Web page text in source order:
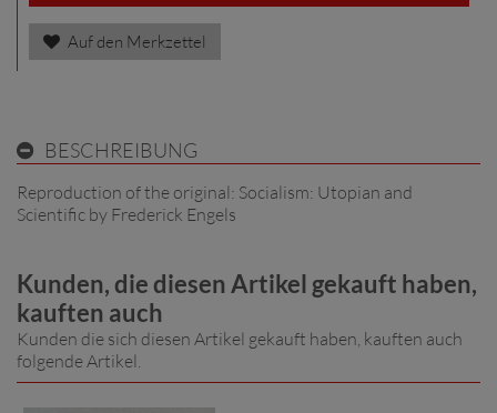
Auf den Merkzettel
BESCHREIBUNG
Reproduction of the original: Socialism: Utopian and
Scientific by Frederick Engels
Kunden, die diesen Artikel gekauft haben,
kauften auch
Kunden die sich diesen Artikel gekauft haben, kauften auch
folgende Artikel.